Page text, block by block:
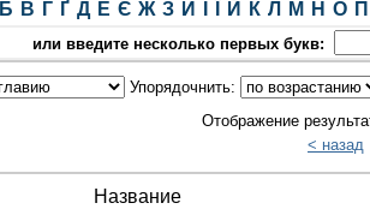
Б В Г Ґ Д Е Є Ж З И Й К Л М Н О П
или введите несколько первых букв:
Упорядочнить:
Отображение
< назад
Название